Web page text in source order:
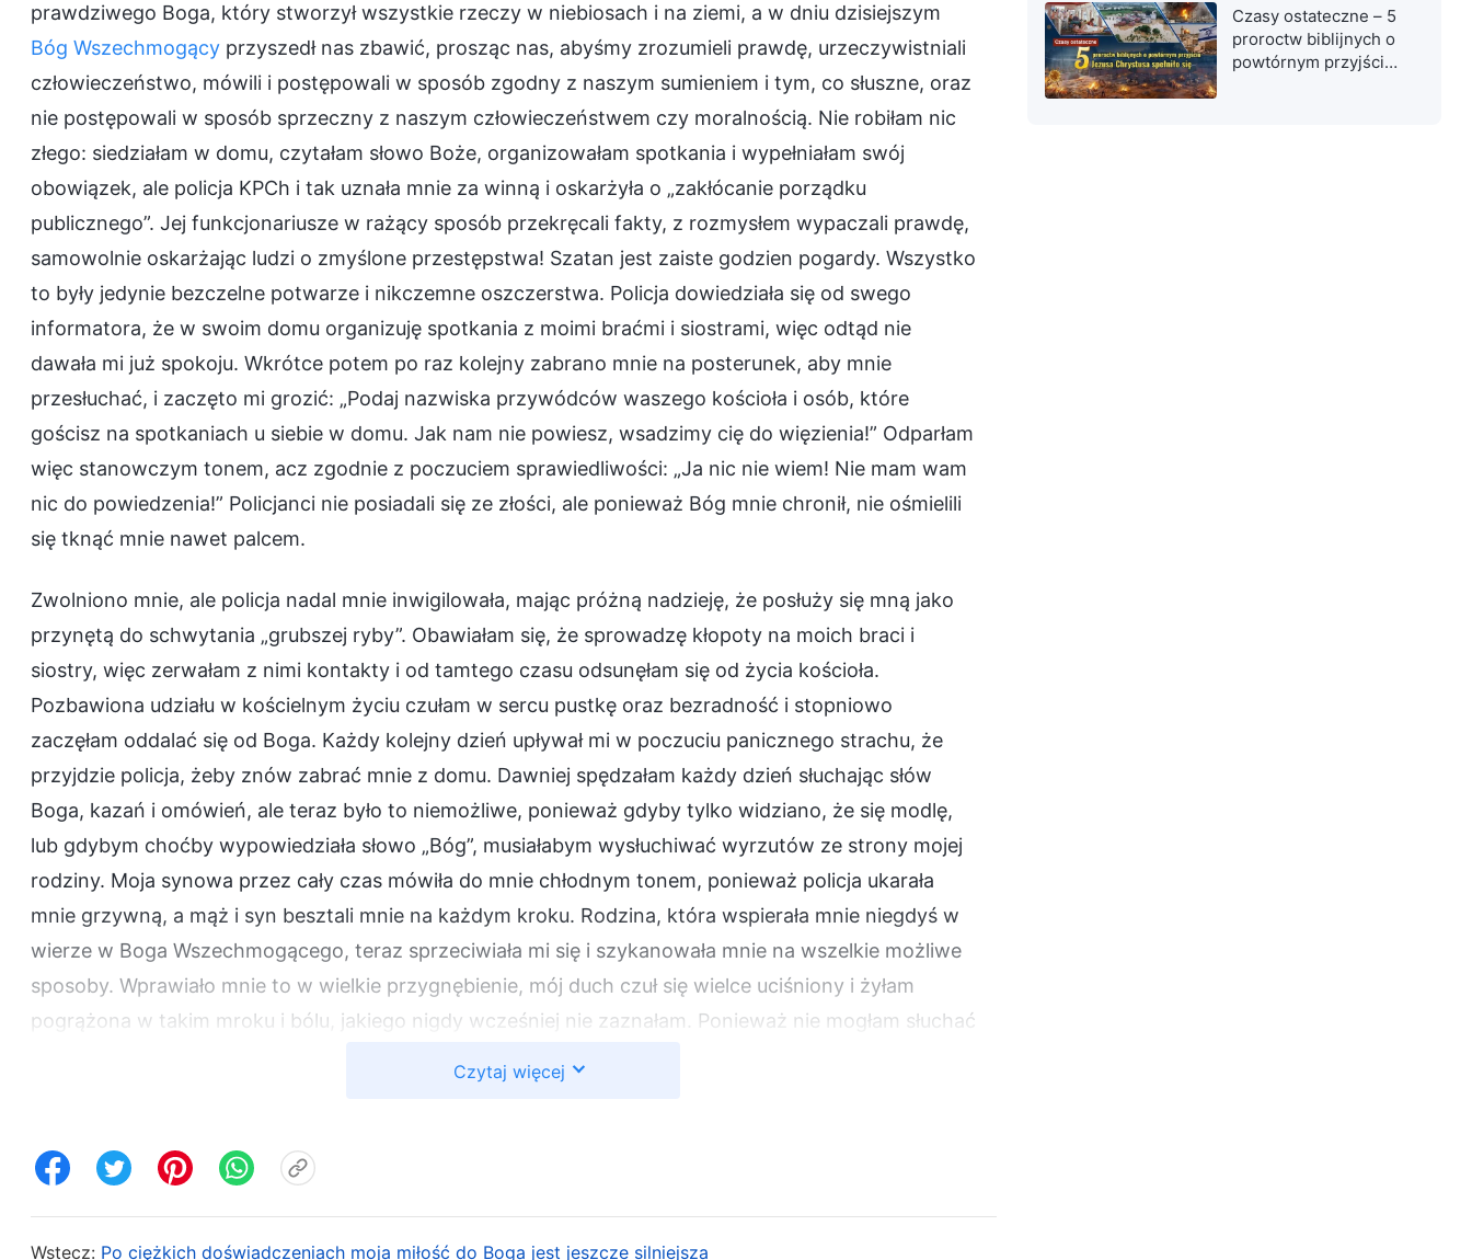
prawdziwego Boga, który stworzył wszystkie rzeczy w niebiosach i na ziemi, a w dniu dzisiejszym
Bóg Wszechmogący przyszedł nas zbawić, prosząc nas, abyśmy zrozumieli prawdę, urzeczywistniali
człowieczeństwo, mówili i postępowali w sposób zgodny z naszym sumieniem i tym, co słuszne, oraz
nie postępowali w sposób sprzeczny z naszym człowieczeństwem czy moralnością. Nie robiłam nic
złego: siedziałam w domu, czytałam słowo Boże, organizowałam spotkania i wypełniałam swój
obowiązek, ale policja KPCh i tak uznała mnie za winną i oskarżyła o „zakłócanie porządku
publicznego”. Jej funkcjonariusze w rażący sposób przekręcali fakty, z rozmysłem wypaczali prawdę,
samowolnie oskarżając ludzi o zmyślone przestępstwa! Szatan jest zaiste godzien pogardy. Wszystko
to były jedynie bezczelne potwarze i nikczemne oszczerstwa. Policja dowiedziała się od swego
informatora, że w swoim domu organizuję spotkania z moimi braćmi i siostrami, więc odtąd nie
dawała mi już spokoju. Wkrótce potem po raz kolejny zabrano mnie na posterunek, aby mnie
przesłuchać, i zaczęto mi grozić: „Podaj nazwiska przywódców waszego kościoła i osób, które
gościsz na spotkaniach u siebie w domu. Jak nam nie powiesz, wsadzimy cię do więzienia!” Odparłam
więc stanowczym tonem, acz zgodnie z poczuciem sprawiedliwości: „Ja nic nie wiem! Nie mam wam
nic do powiedzenia!” Policjanci nie posiadali się ze złości, ale ponieważ Bóg mnie chronił, nie ośmielili
się tknąć mnie nawet palcem.
Zwolniono mnie, ale policja nadal mnie inwigilowała, mając próżną nadzieję, że posłuży się mną jako
przynętą do schwytania „grubszej ryby”. Obawiałam się, że sprowadzę kłopoty na moich braci i
siostry, więc zerwałam z nimi kontakty i od tamtego czasu odsunęłam się od życia kościoła.
Pozbawiona udziału w kościelnym życiu czułam w sercu pustkę oraz bezradność i stopniowo
zaczęłam oddalać się od Boga. Każdy kolejny dzień upływał mi w poczuciu panicznego strachu, że
przyjdzie policja, żeby znów zabrać mnie z domu. Dawniej spędzałam każdy dzień słuchając słów
Boga, kazań i omówień, ale teraz było to niemożliwe, ponieważ gdyby tylko widziano, że się modlę,
lub gdybym choćby wypowiedziała słowo „Bóg”, musiałabym wysłuchiwać wyrzutów ze strony mojej
rodziny. Moja synowa przez cały czas mówiła do mnie chłodnym tonem, ponieważ policja ukarała
mnie grzywną, a mąż i syn besztali mnie na każdym kroku. Rodzina, która wspierała mnie niegdyś w
wierze w Boga Wszechmogącego, teraz sprzeciwiała mi się i szykanowała mnie na wszelkie możliwe
sposoby. Wprawiało mnie to w wielkie przygnębienie, mój duch czuł się wielce uciśniony i żyłam
pogrążona w takim mroku i bólu, jakiego nigdy wcześniej nie zaznałam. Ponieważ nie mogłam słuchać
moimi braćmi i siostrami. W takich chwilach nienawidziłam rządu KPCh. To on był sprawcą całego
Czytaj więcej
Wstecz: Po ciężkich doświadczeniach moja miłość do Boga jest jeszcze silniejsza
Czasy ostateczne – 5
proroctw biblijnych o
powtórnym przyjściu